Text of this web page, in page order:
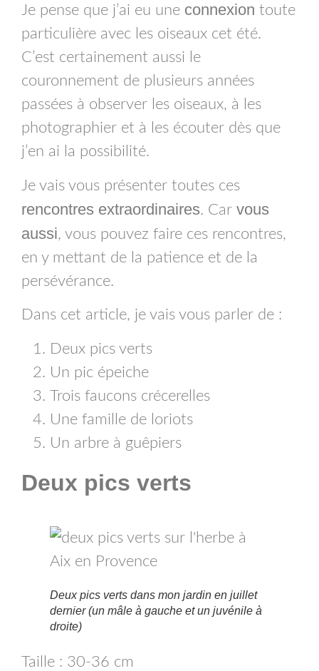
Je pense que j’ai eu une connexion toute
particulière avec les oiseaux cet été.
C’est certainement aussi le
couronnement de plusieurs années
passées à observer les oiseaux, à les
photographier et à les écouter dès que
j’en ai la possibilité.
Je vais vous présenter toutes ces
rencontres extraordinaires. Car vous
aussi, vous pouvez faire ces rencontres,
en y mettant de la patience et de la
persévérance.
Dans cet article, je vais vous parler de :
Deux pics verts
Un pic épeiche
Trois faucons crécerelles
Une famille de loriots
Un arbre à guêpiers
Deux pics verts
Deux pics verts dans mon jardin en juillet
dernier (un mâle à gauche et un juvénile à
droite)
Taille : 30-36 cm